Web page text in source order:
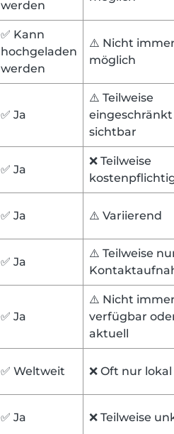
werden
✅ Kann
hochgeladen
werden
⚠️ Nicht
möglich
✅ Ja
⚠️ Teilweise
eingeschränkt
sichtbar
✅ Ja
❌ Teilweise
✅ Ja ⚠️ Variierend
✅ Ja
⚠️ Teilweise
✅ Ja
⚠️ Nicht
verfügbar
aktuell
✅ Weltweit ❌ Oft nur lokal
✅ Ja ❌ Teilweise